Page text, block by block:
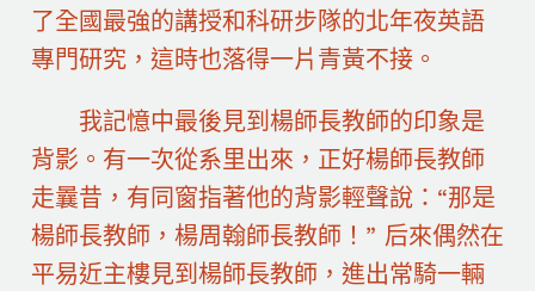
了全國最強的講授和科研步隊的北年夜英語
專門研究，這時也落得一片青黃不接。
我記憶中最後見到楊師長教師的印象是
背影。有一次從系里出來，正好楊師長教師
走曩昔，有同窗指著他的背影輕聲說：“那是
楊師長教師，楊周翰師長教師！” 后來偶然在
平易近主樓見到楊師長教師，進出常騎一輛